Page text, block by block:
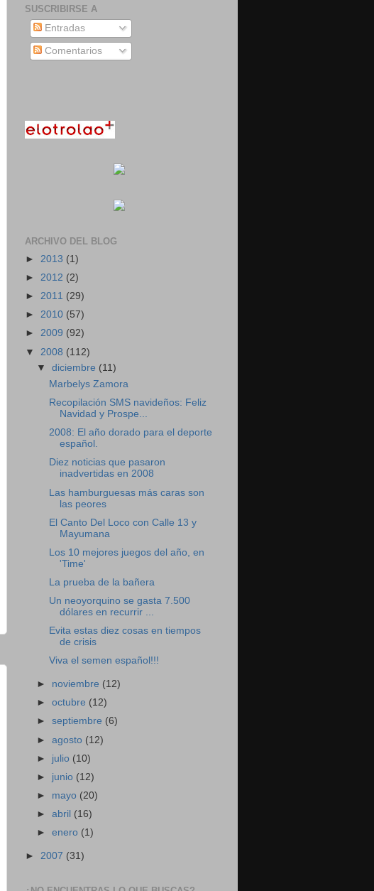
SUSCRIBIRSE A
Entradas
Comentarios
ARCHIVO DEL BLOG
► 2013 (1)
► 2012 (2)
► 2011 (29)
► 2010 (57)
► 2009 (92)
▼ 2008 (112)
▼diciembre (11)
Marbelys Zamora
Recopilación SMS navideños: Feliz
Navidad y Prospe...
2008: El año dorado para el deporte
español.
Diez noticias que pasaron
inadvertidas en 2008
Las hamburguesas más caras son
las peores
El Canto Del Loco con Calle 13 y
Mayumana
Los 10 mejores juegos del año, en
'Time'
La prueba de la bañera
Un neoyorquino se gasta 7.500
dólares en recurrir ...
Evita estas diez cosas en tiempos
de crisis
Viva el semen español!!!
► noviembre (12)
►octubre (12)
►septiembre (6)
►agosto (12)
► julio (10)
► junio (12)
► mayo (20)
►abril (16)
►enero (1)
► 2007 (31)